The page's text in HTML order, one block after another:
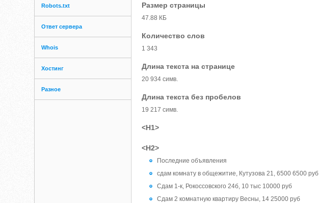
Robots.txt
Ответ сервера
Whois
Хостинг
Разное
Размер страницы
47.88 КБ
Количество слов
1 343
Длина текста на странице
20 934 симв.
Длина текста без пробелов
19 217 симв.
<H1>
<H2>
Последние объявления
сдам комнату в общежитие, Кутузова 21, 6500 6500 руб
Сдам 1-к, Рокоссовского 24б, 10 тыс 10000 руб
Сдам 2 комнатную квартиру Весны, 14 25000 руб